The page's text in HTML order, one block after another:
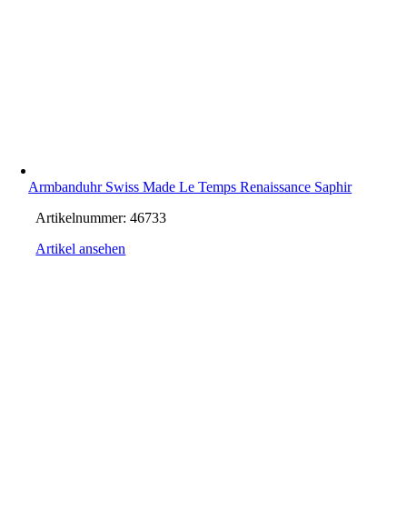
Armbanduhr Swiss Made Le Temps Renaissance Saphir
Artikelnummer:46733
Artikel ansehen